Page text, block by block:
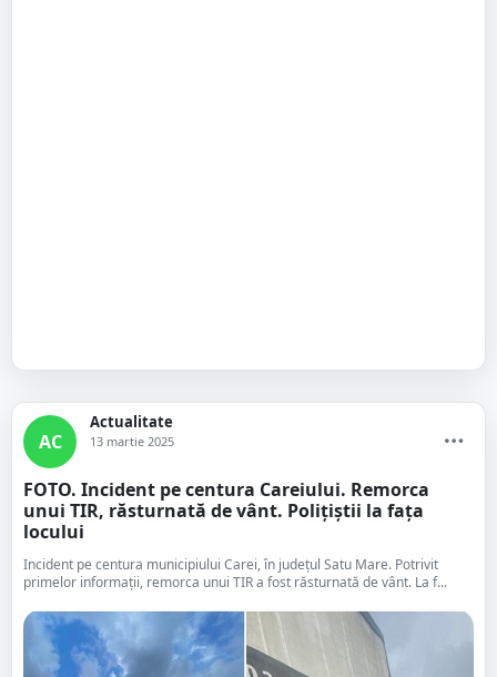
AC
Actualitate
13 martie 2025
FOTO. Incident pe centura Careiului. Remorca
unui TIR, răsturnată de vânt. Polițiștii la fața
locului
Incident pe centura municipiului Carei, în județul Satu Mare. Potrivit
primelor informații, remorca unui TIR a fost răsturnată de vânt. La f...